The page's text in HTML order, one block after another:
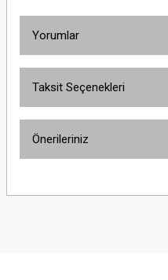
Yorumlar
Taksit Seçenekleri
Önerileriniz
yetersiz gördüğünüz noktaları